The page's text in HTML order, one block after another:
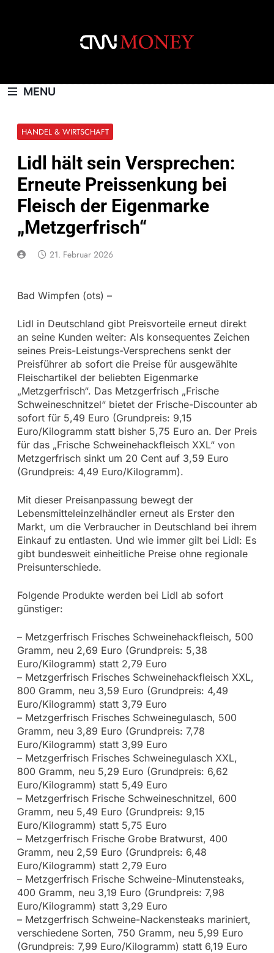
MENU
HANDEL & WIRTSCHAFT
Lidl hält sein Versprechen:
Erneute Preissenkung bei
Fleisch der Eigenmarke
„Metzgerfrisch“
21. Februar 2026
Bad Wimpfen (ots) –
Lidl in Deutschland gibt Preisvorteile erneut direkt
an seine Kunden weiter: Als konsequentes Zeichen
seines Preis-Leistungs-Versprechens senkt der
Preisführer ab sofort die Preise für ausgewählte
Fleischartikel der beliebten Eigenmarke
„Metzgerfrisch“. Das Metzgerfrisch „Frische
Schweineschnitzel“ bietet der Frische-Discounter ab
sofort für 5,49 Euro (Grundpreis: 9,15
Euro/Kilogramm statt bisher 5,75 Euro an. Der Preis
für das „Frische Schweinehackfleisch XXL“ von
Metzgerfrisch sinkt um 20 Cent auf 3,59 Euro
(Grundpreis: 4,49 Euro/Kilogramm).
Mit dieser Preisanpassung bewegt der
Lebensmitteleinzelhändler erneut als Erster den
Markt, um die Verbraucher in Deutschland bei ihrem
Einkauf zu entlasten. Und wie immer gilt bei Lidl: Es
gibt bundesweit einheitliche Preise ohne regionale
Preisunterschiede.
Folgende Produkte werden bei Lidl ab sofort
günstiger:
– Metzgerfrisch Frisches Schweinehackfleisch, 500
Gramm, neu 2,69 Euro (Grundpreis: 5,38
Euro/Kilogramm) statt 2,79 Euro
– Metzgerfrisch Frisches Schweinehackfleisch XXL,
800 Gramm, neu 3,59 Euro (Grundpreis: 4,49
Euro/Kilogramm) statt 3,79 Euro
– Metzgerfrisch Frisches Schweinegulasch, 500
Gramm, neu 3,89 Euro (Grundpreis: 7,78
Euro/Kilogramm) statt 3,99 Euro
– Metzgerfrisch Frisches Schweinegulasch XXL,
800 Gramm, neu 5,29 Euro (Grundpreis: 6,62
Euro/Kilogramm) statt 5,49 Euro
– Metzgerfrisch Frische Schweineschnitzel, 600
Gramm, neu 5,49 Euro (Grundpreis: 9,15
Euro/Kilogramm) statt 5,75 Euro
– Metzgerfrisch Frische Grobe Bratwurst, 400
Gramm, neu 2,59 Euro (Grundpreis: 6,48
Euro/Kilogramm) statt 2,79 Euro
– Metzgerfrisch Frische Schweine-Minutensteaks,
400 Gramm, neu 3,19 Euro (Grundpreis: 7,98
Euro/Kilogramm) statt 3,29 Euro
– Metzgerfrisch Schweine-Nackensteaks mariniert,
verschiedene Sorten, 750 Gramm, neu 5,99 Euro
(Grundpreis: 7,99 Euro/Kilogramm) statt 6,19 Euro